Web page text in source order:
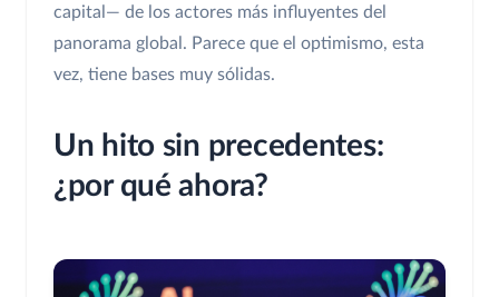
capital— de los actores más influyentes del
panorama global. Parece que el optimismo, esta
vez, tiene bases muy sólidas.
Un hito sin precedentes:
¿por qué ahora?